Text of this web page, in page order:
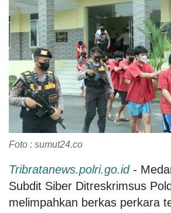
Foto : sumut24.co
Tribratanews.polri.go.id-
Subdit Siber Ditreskrimsus
melimpahkan berkas perkara